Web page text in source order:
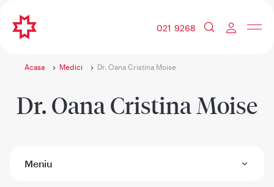
021 9268
Acasa Medici Dr. Oana Cristina Moise
Dr. Oana Cristina Moise
Meniu